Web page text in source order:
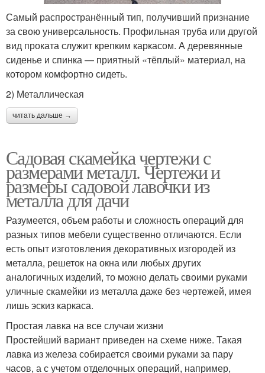
Самый распространённый тип, получивший признание
за свою универсальность. Профильная труба или другой
вид проката служит крепким каркасом. А деревянные
сиденье и спинка — приятный «тёплый» материал, на
котором комфортно сидеть.
2) Металлическая
читать дальше →
Садовая скамейка чертежи с
размерами металл. Чертежи и
размеры садовой лавочки из
металла для дачи
Разумеется, объем работы и сложность операций для
разных типов мебели существенно отличаются. Если
есть опыт изготовления декоративных изгородей из
металла, решеток на окна или любых других
аналогичных изделий, то можно делать своими руками
уличные скамейки из металла даже без чертежей, имея
лишь эскиз каркаса.
Простая лавка на все случаи жизни
Простейший вариант приведен на схеме ниже. Такая
лавка из железа собирается своими руками за пару
часов, а с учетом отделочных операций, например,